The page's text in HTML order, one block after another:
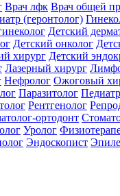
Врач лфк Врач общей
(геронтолог)
Детский
Детский онколог
хирург Детский
Лазерный хирург
Нефролог Ожоговый
Паразитолог Педиатр
Рентгенолог
ортодонт
Уролог
Эндоскопист